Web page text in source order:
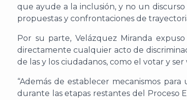
que ayude a la inclusión, y no un
propuestas y confrontaciones de
Por su parte, Velázquez Miranda
directamente cualquier acto de
de las y los ciudadanos, como el votar y
“Además de establecer mecanismos
durante las etapas restantes del Proceso